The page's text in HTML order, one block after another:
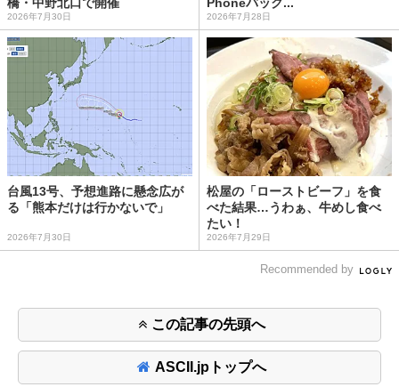
2026年7月30日 2026年7月28日
台風13号、予想進路に懸念広が
る「熊本だけは行かないで」
2026年7月30日
松屋の「ローストビーフ」を食
べた結果…うわぁ、牛めし食べ
たい！
2026年7月29日
Recommended by
この記事の先頭へ
ASCII.jpトップへ